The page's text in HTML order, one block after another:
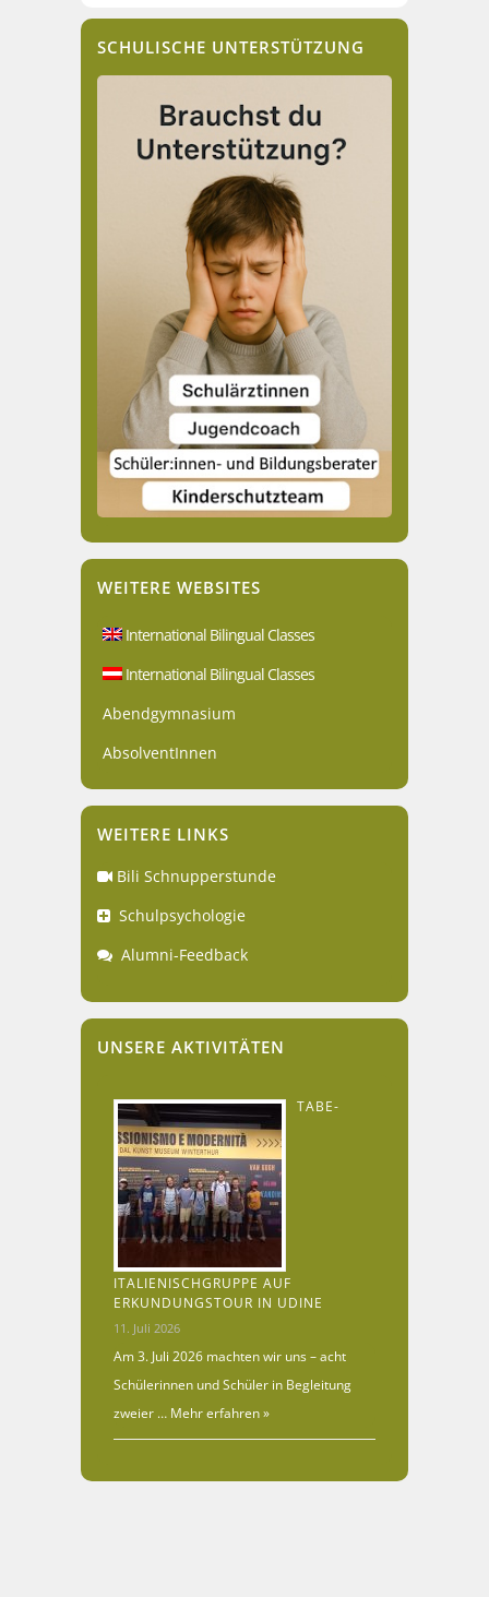
SCHULISCHE UNTERSTÜTZUNG
WEITERE WEBSITES
International Bilingual Classes
International Bilingual Classes
Abendgymnasium
AbsolventInnen
WEITERE LINKS
Bili Schnupperstunde
Schulpsychologie
Alumni-Feedback
UNSERE AKTIVITÄTEN
TABE-
ITALIENISCHGRUPPE AUF
ERKUNDUNGSTOUR IN UDINE
11. Juli 2026
Am 3. Juli 2026 machten wir uns – acht
Schülerinnen und Schüler in Begleitung
zweier … Mehr erfahren »